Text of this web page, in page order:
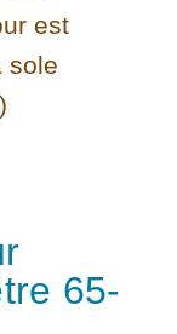
est
sole
65-